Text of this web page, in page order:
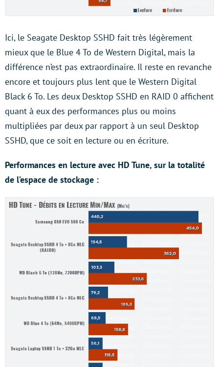
Ici, le Seagate Desktop SSHD fait très légèrement
mieux que le Blue 4 To de Western Digital, mais la
différence n’est pas extraordinaire. Il reste en revanche
encore et toujours plus lent que le Western Digital
Black 6 To. Les deux Desktop SSHD en RAID 0 affichent
quant à eux des performances plus ou moins
multipliées par deux par rapport à un seul Desktop
SSHD, que ce soit en lecture ou en écriture.
Performances en lecture avec HD Tune, sur la totalité
de l’espace de stockage :